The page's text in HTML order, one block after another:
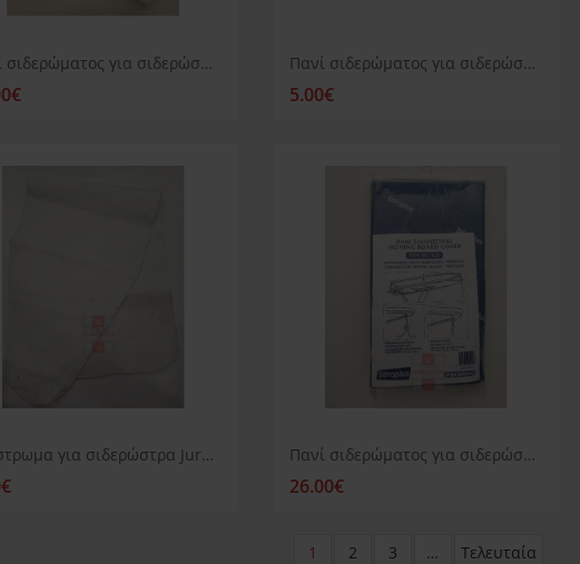
Πανί σιδερώματος για σιδερώστρα Juro Pro Diamond Πανί σιδερώματος για σιδερώστρα Juro Pro Starline
5.00€
Υπόστρωμα για σιδερώστρα Juro Pro Hera Πανί σιδερώματος για σιδερώστρα Stiroplus Prestige
26.00€
1 2 3 … Τελευταία